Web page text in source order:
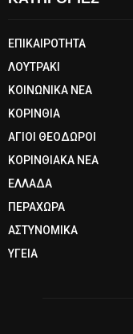
ΕΠΙΚΑΙΡΟΤΗΤΑ
ΛΟΥΤΡΑΚΙ
ΚΟΙΝΩΝΙΚΑ ΝΕΑ
ΚΟΡΙΝΘΙΑ
ΑΓΙΟΙ ΘΕΟΔΩΡΟΙ
ΚΟΡΙΝΘΙΑΚΑ ΝΕΑ
ΕΛΛΑΔΑ
ΠΕΡΑΧΩΡΑ
ΑΣΤΥΝΟΜΙΚΑ
ΥΓΕΙΑ